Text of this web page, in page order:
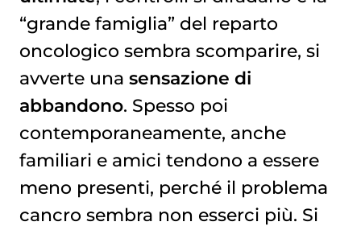
“grande famiglia” del reparto
oncologico sembra scomparire, si
avverte una sensazione di
abbandono. Spesso poi
contemporaneamente, anche
familiari e amici tendono a essere
meno presenti, perché il problema
cancro sembra non esserci più. Si